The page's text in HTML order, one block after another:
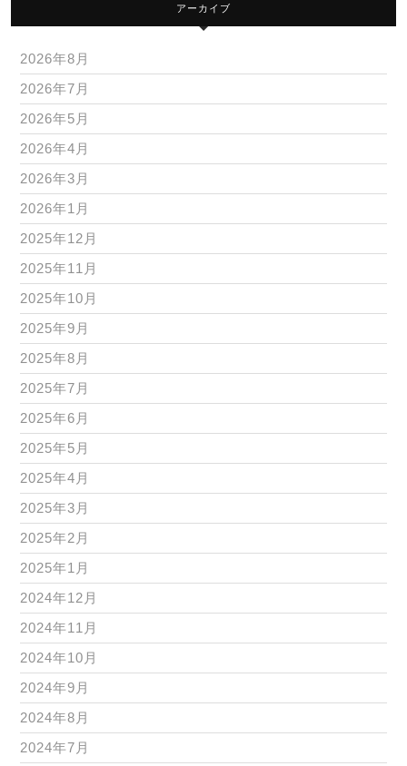
アーカイブ
2026年8月
2026年7月
2026年5月
2026年4月
2026年3月
2026年1月
2025年12月
2025年11月
2025年10月
2025年9月
2025年8月
2025年7月
2025年6月
2025年5月
2025年4月
2025年3月
2025年2月
2025年1月
2024年12月
2024年11月
2024年10月
2024年9月
2024年8月
2024年7月